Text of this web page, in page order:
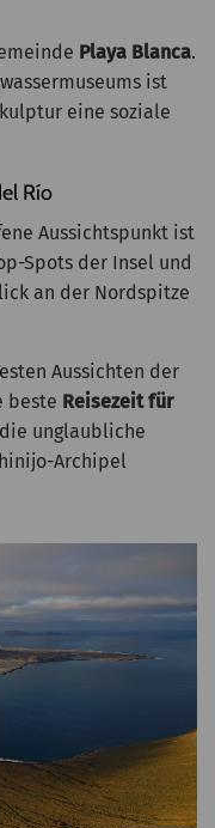
Playa Blanca.
ist
eine soziale
Río
Aussichtspunkt ist
Spots der Insel und
an der Nordspitze
Aussichten der
beste Reisezeit für
unglaubliche
Archipel